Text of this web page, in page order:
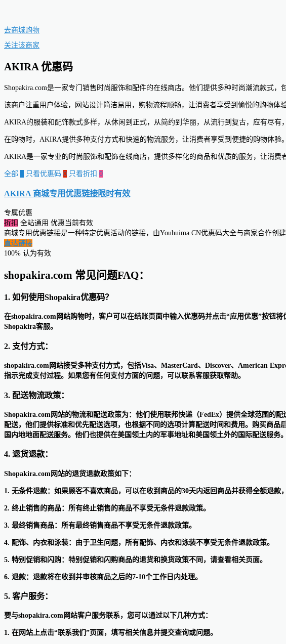
去商城购物
关注该商家
AKIRA 优惠码
Shopakira.com是一家专门销售时尚服饰和配件的在线商店。他们提供多种时尚潮流款式
该商户注重用户体验，网站设计简洁易用，购物流程顺畅，让消费者享受到愉悦的购物体
AKIRA的服装和配饰款式多样，从休闲到正式，从简约到华丽，从流行到复古，应有尽
在购物时，AKIRA提供多种支付方式和快速的物流服务，让消费者享受到便捷的购物体
AKIRA是一家专业的时尚服饰和配饰在线商店，提供多样化的商品和优质的服务，让消费
全部 只看优惠码 0 只看折扣 0
AKIRA 商城专用优惠链接限时有效
专属优惠
折扣 全站通用 优惠当前有效
商城专用优惠链接是一种特定优惠活动的链接，由Youhuima.CN优惠码大全与商家合作创
直达链接
100% 认为有效
shopakira.com 常见问题FAQ：
1. 如何使用Shopakira优惠码？
在shopakira.com网站购物时，客户可以在结账页面中输入优惠码并点击“应用优惠”按钮
Shopakira客服。
2. 支付方式：
shopakira.com网站接受多种支付方式，包括Visa、MasterCard、Discover、American
指示完成支付过程。如果您有任何支付方面的问题，可以联系客服获取帮助。
3. 配送物流政策：
Shopakira.com网站的物流和配送政策为：他们使用联邦快递（FedEx）提供全球范围的
配送，他们提供标准和优先配送选项，也根据不同的选项计算配送时间和费用。购买商
国内地地面配送服务。他们也提供在美国领土内的军事地址和美国领土外的国际配送服务。
4. 退货退款：
Shopakira.com网站的退货退款政策如下：
1. 无条件退款：如果顾客不喜欢商品，可以在收到商品的30天内返回商品并获得全额退款
2. 终止销售的商品：所有终止销售的商品不享受无条件退款政策。
3. 最终销售商品：所有最终销售商品不享受无条件退款政策。
4. 配饰、内衣和泳装：由于卫生问题，所有配饰、内衣和泳装不享受无条件退款政策。
5. 特别促销和闪购：特别促销和闪购商品的退货和换货政策不同，请查看相关页面。
6. 退款：退款将在收到并审核商品之后的7-10个工作日内处理。
5. 客户服务：
要与shopakira.com网站客户服务联系，您可以通过以下几种方式：
1. 在网站上点击“联系我们”页面，填写相关信息并提交查询或问题。